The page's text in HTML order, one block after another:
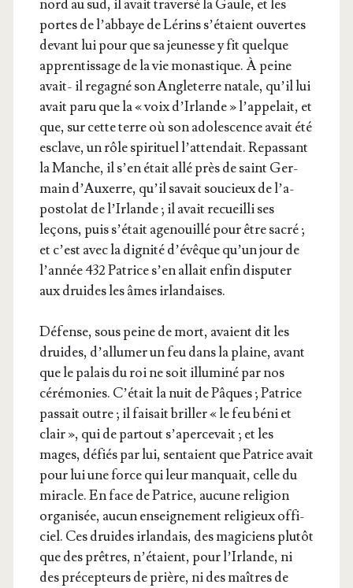
nord au sud, il avait tra­ver­sé la Gaule, et les
portes de l’ab­baye de Lérins s’é­taient ouvertes
devant lui pour que sa jeu­nesse y fit quelque
appren­tis­sage de la vie monas­tique. À peine
avait- il rega­gné son Angle­terre natale, qu’il lui
avait paru que la « voix d’Ir­lande » l’ap­pe­lait, et
que, sur cette terre où son ado­les­cence avait été
esclave, un rôle spi­ri­tuel l’at­ten­dait. Repas­sant
la Manche, il s’en était allé près de saint Ger­
main d’Auxerre, qu’il savait sou­cieux de l’a­
pos­to­lat de l’Ir­lande ; il avait recueilli ses
leçons, puis s’é­tait age­nouillé pour être sacré ;
et c’est avec la digni­té d’é­vêque qu’un jour de
l’an­née 432 Patrice s’en allait enfin dis­pu­ter
aux druides les âmes irlandaises.
Défense, sous peine de mort, avaient dit les
druides, d’al­lu­mer un feu dans la plaine, avant
que le palais du roi ne soit illu­mi­né par nos
céré­mo­nies. C’é­tait la nuit de Pâques ; Patrice
pas­sait outre ; il fai­sait briller « le feu béni et
clair », qui de par­tout s’a­per­ce­vait ; et les
mages, défiés par lui, sen­taient que Patrice avait
pour lui une force qui leur man­quait, celle du
miracle. En face de Patrice, aucune reli­gion
orga­ni­sée, aucun ensei­gne­ment reli­gieux offi­
ciel. Ces druides irlan­dais, des magi­ciens plu­tôt
que des prêtres, n’é­taient, pour l’Ir­lande, ni
des pré­cep­teurs de prière, ni des maîtres de